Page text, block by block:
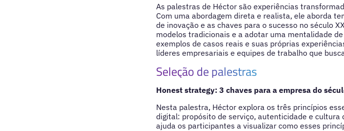
As palestras de Héctor são experiências
Com uma abordagem direta e realista, ele aborda
de inovação e as chaves para o sucesso no século
modelos tradicionais e a adotar uma mentalidade
exemplos de casos reais e suas próprias
líderes empresariais e equipes de trabalho que
Seleção de palestras
Honest strategy: 3 chaves para a empresa do
Nesta palestra, Héctor explora os três princípios
digital: propósito de serviço, autenticidade e cultura
ajuda os participantes a visualizar como esses